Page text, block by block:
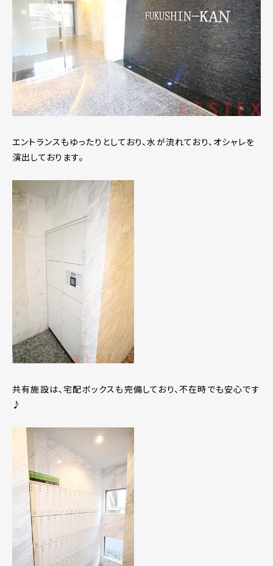
エントランスもゆったりとしており、水が流れており、オシャレを
演出しております。
共有施設は、宅配ボックスも完備しており、不在時でも安心です
♪